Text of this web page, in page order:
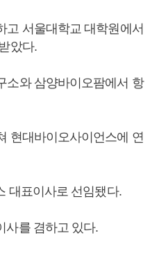
고 서울대학교 대학원에서
았다.
소와 삼양바이오팜에서 항
현대바이오사이언스에 연
대표이사로 선임됐다.
사를 겸하고 있다.